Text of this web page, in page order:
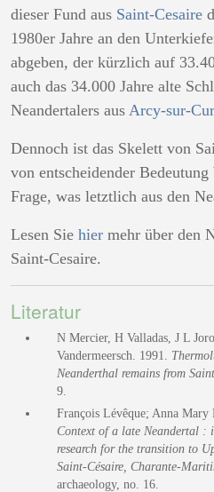
dieser Fund aus Saint-Cesaire
1980er Jahre an den
abgeben, der kürzlich auf
auch das 34.000 Jahre alte
Neandertalers aus Arcy-sur-
Dennoch ist das Skelett von
von entscheidender
Frage, was letztlich aus den
Lesen Sie hier mehr über den
Saint-Cesaire.
Literatur
N Mercier, H Valladas, J L
Vandermeersch. 1991.
Neanderthal remains from
9.
François Lévêque; Anna
Context of a late Neandertal
research for the transition to
Saint-Césaire, Charante-
archaeology, no. 16.